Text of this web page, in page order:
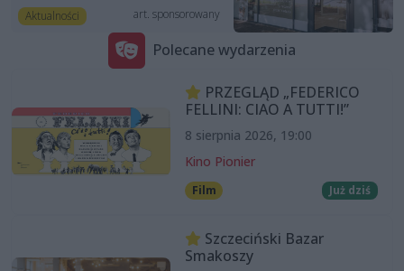
Aktualności art. sponsorowany
Polecane wydarzenia
PRZEGLĄD „FEDERICO
FELLINI: CIAO A TUTTI!”
8 sierpnia 2026, 19:00
Kino Pionier
Film Już dziś
Szczeciński Bazar
Smakoszy